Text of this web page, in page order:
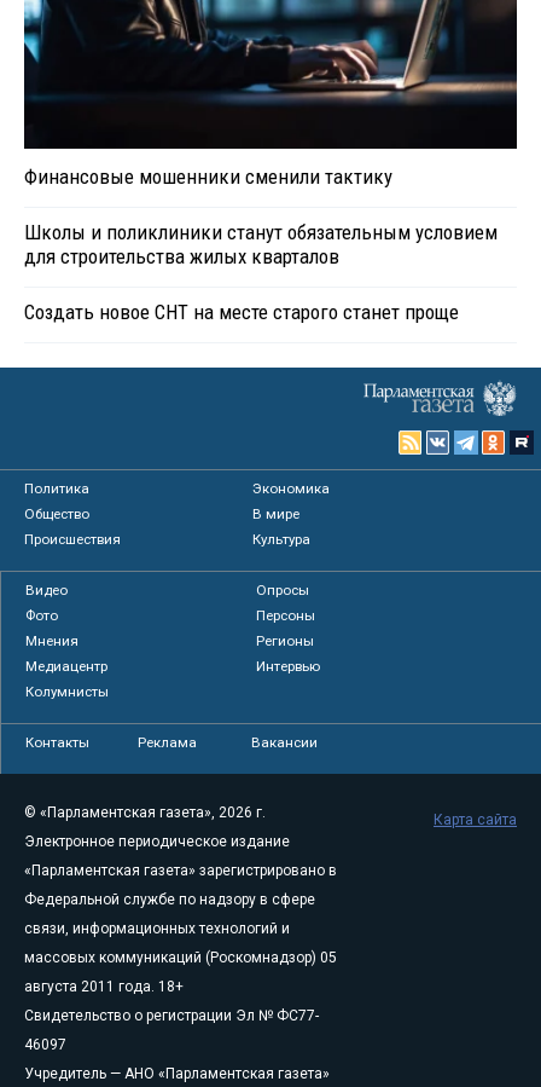
Финансовые мошенники сменили тактику
Школы и поликлиники станут обязательным условием
для строительства жилых кварталов
Создать новое СНТ на месте старого станет проще
Политика
Экономика
Общество
В мире
Происшествия
Культура
Видео
Опросы
Фото
Персоны
Мнения
Регионы
Медиацентр
Интервью
Колумнисты
Контакты Реклама Вакансии
© «Парламентская газета», 2026 г.
Электронное периодическое издание
«Парламентская газета» зарегистрировано в
Федеральной службе по надзору в сфере
связи, информационных технологий и
массовых коммуникаций (Роскомнадзор) 05
августа 2011 года. 18+
Свидетельство о регистрации Эл № ФС77-
46097
Учредитель — АНО «Парламентская газета»
Карта сайта